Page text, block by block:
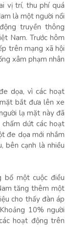
vị trí, thu phí quá
là một người nổi
truyền thông
Nam. Trước hôm
trên mạng xã hội
xâm phạm nhân
dọa, vì các hoạt
bắt đưa lên xe
lạ mặt này đã
dứt các hoạt
đe dọa mới nhắm
bên cạnh là nhiều
bố một cuộc điều
tăng thêm một
cho thấy đàn áp
10% người
hoạt động trên